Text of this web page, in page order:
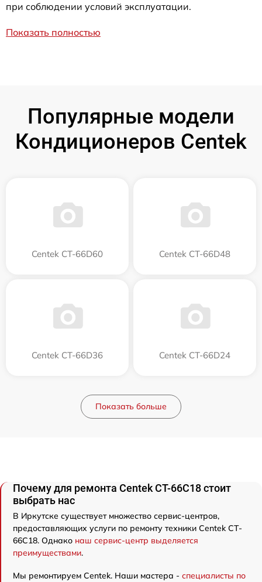
при соблюдении условий эксплуатации.
Показать полностью
Популярные модели
Кондиционеров Centek
Centek CT-66D60 Centek CT-66D48
Centek CT-66D36 Centek CT-66D24
Показать больше
Почему для ремонта Centek CT-66C18 стоит
выбрать нас
В Иркутске существует множество сервис-центров,
предоставляющих услуги по ремонту техники Centek CT-
66C18. Однако наш сервис-центр выделяется
преимуществами.
Мы ремонтируем Centek. Наши мастера - специалисты по